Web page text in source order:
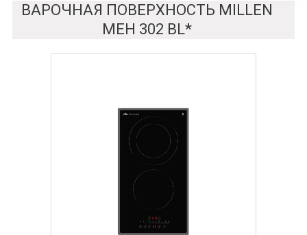
ВАРОЧНАЯ ПОВЕРХНОСТЬ MILLEN
MEH 302 BL*